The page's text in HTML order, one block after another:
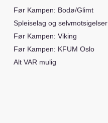
Før Kampen: Bodø/Glimt
Spleiselag og selvmotsigelser
Før Kampen: Viking
Før Kampen: KFUM Oslo
Alt VAR mulig